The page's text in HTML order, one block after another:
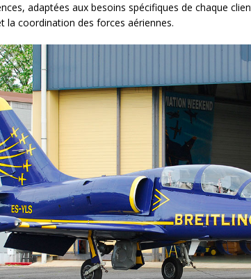
adaptées aux besoins spécifiques de chaque
la coordination des forces aériennes.